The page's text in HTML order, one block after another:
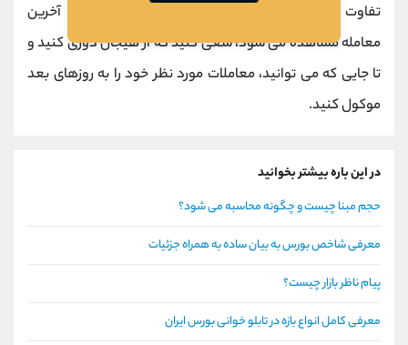
تفاوت قیمتی بسیار زیادی بین قیمت پایانی و قیمت آخرین
معامله مشاهده می شود، سعی کنید که از هیجان دوری کنید و
تا جایی که می توانید، معاملات مورد نظر خود را به روزهای بعد
موکول کنید.
در این باره بیشتر بخوانید
حجم مبنا چیست و چگونه محاسبه می شود؟
معرفی شاخص بورس به بیان ساده به همراه جزئیات
پیام ناظر بازار چیست؟
معرفی کامل انواع بازه در تابلو خوانی بورس ایران